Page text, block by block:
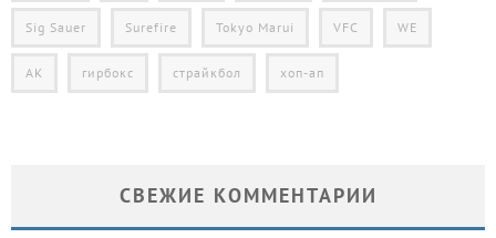
Sig Sauer Surefire Tokyo Marui VFC WE
АК гирбокс страйкбол хоп-ап
СВЕЖИЕ КОММЕНТАРИИ